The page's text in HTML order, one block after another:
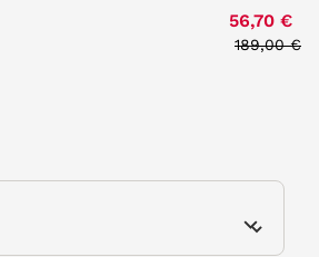
56,70 €
Price
189,00 €